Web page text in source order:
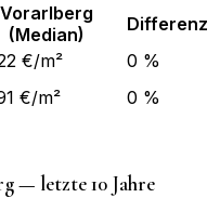
Vorarlberg
(Median)
Differenz
€/m²
0 %
€/m² 0 %
— letzte 10 Jahre